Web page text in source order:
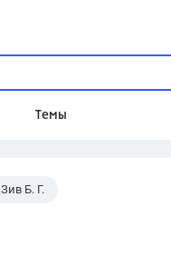
Темы
Домашнее задание
Зив Б. Г.